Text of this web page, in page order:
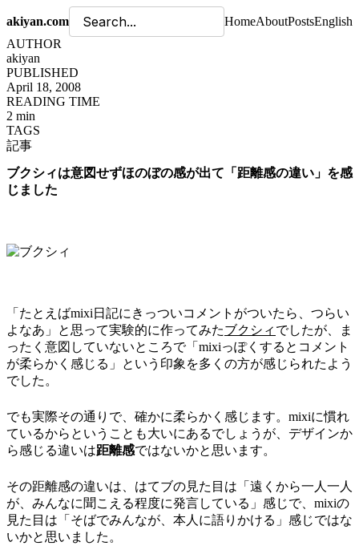
akiyan.com HomeAboutPostsEnglish
AUTHOR
akiyan
PUBLISHED
April 18, 2008
READING TIME
2 min
TAGS
記事
ブクシィは意図せずほのぼの感が出て「距離感の違い」を感
じました
「たとえばmixi日記にきっついコメントがついたら、つらい
よなあ」と思って実験的に作ってみたブクシィ でしたが、ま
ったく意図していないところで「mixiっぽくするとコメント
が柔らかく感じる」という印象を多くの方が感じられたよう
でした。
でも実際その通りで、確かに柔らかく感じます。mixiに慣れ
ているからということも大いにあるでしょうが、デザインか
ら感じる違いは距離感ではないかと思います。
その距離感の違いは、はてブの見た目は「遠くから一人一人
が、みんなに聞こえる程度に発言している」感じで、mixiの
見た目は「そばでみんなが、本人に語りかける」感じではな
いかと思いました。